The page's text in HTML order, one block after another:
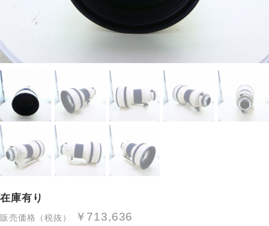
在庫有り
販売価格（税抜） ￥713,636